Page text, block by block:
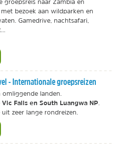
groepsreis naar Zambia en
bezoek aan wildparken en
Gamedrive, nachtsafari,
- Internationale groepsreizen
omliggende landen.
Vic Falls en South Luangwa NP
uit zeer lange rondreizen.